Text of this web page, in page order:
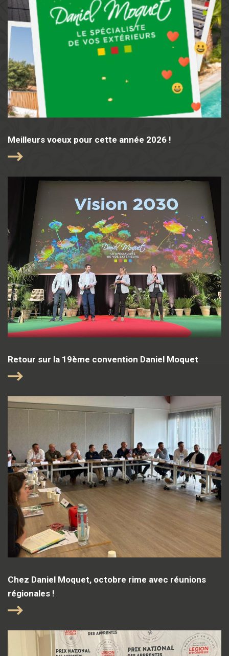
Meilleurs voeux pour cette année 2026 !
Retour sur la 19ème convention Daniel Moquet
Chez Daniel Moquet, octobre rime avec réunions
régionales !